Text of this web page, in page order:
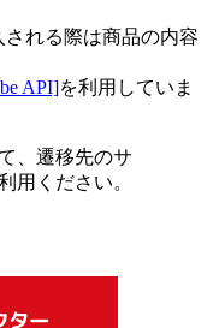
される際は商品の内容
API]を利用していま
、遷移先のサ
用ください。